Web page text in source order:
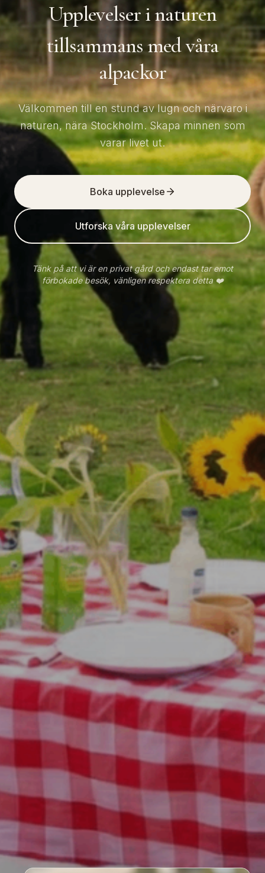
Upplevelser i naturen
tillsammans med våra
alpackor
Välkommen till en stund av lugn och närvaro i
naturen, nära Stockholm. Skapa minnen som
varar livet ut.
Boka upplevelse
Utforska våra upplevelser
Tänk på att vi är en privat gård och endast tar emot
förbokade besök, vänligen respektera detta ❤️